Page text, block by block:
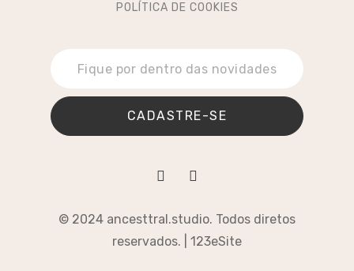
POLÍTICA DE COOKIES
CADASTRE-SE
© 2024 ancesttral.studio. Todos diretos
reservados. | 123eSite